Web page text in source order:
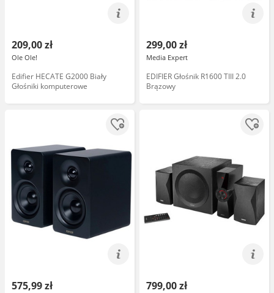
209,00 zł
Ole Ole!
Edifier HECATE G2000 Biały
Głośniki komputerowe
299,00 zł
Media Expert
EDIFIER Głośnik R1600 TIII 2.0
Brązowy
575,99 zł 799,00 zł